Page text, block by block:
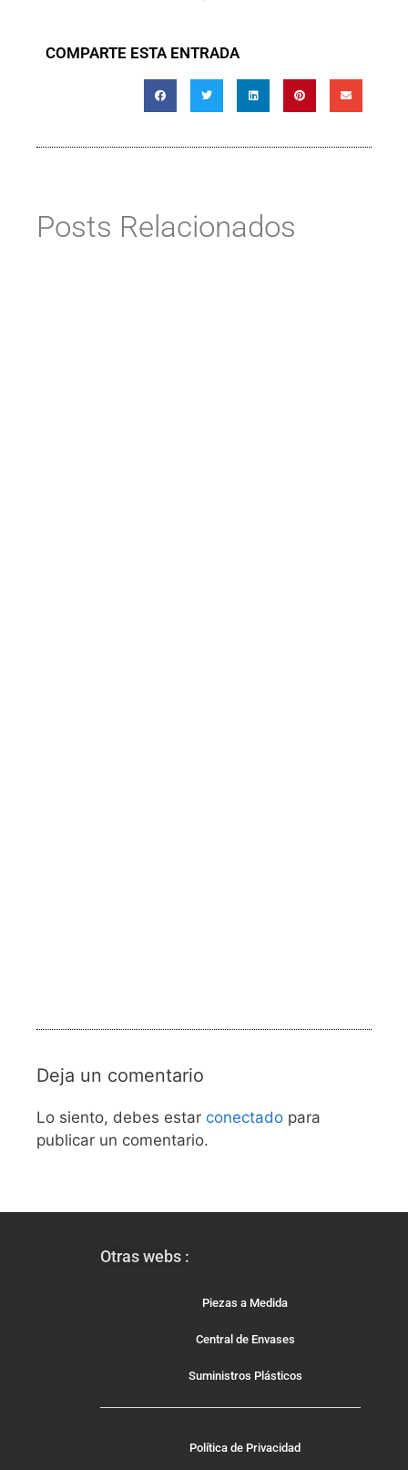
COMPARTE ESTA ENTRADA
Posts Relacionados
Deja un comentario
Lo siento, debes estar conectado para
publicar un comentario.
Otras webs :
Piezas a Medida
Central de Envases
Suministros Plásticos
Política de Privacidad